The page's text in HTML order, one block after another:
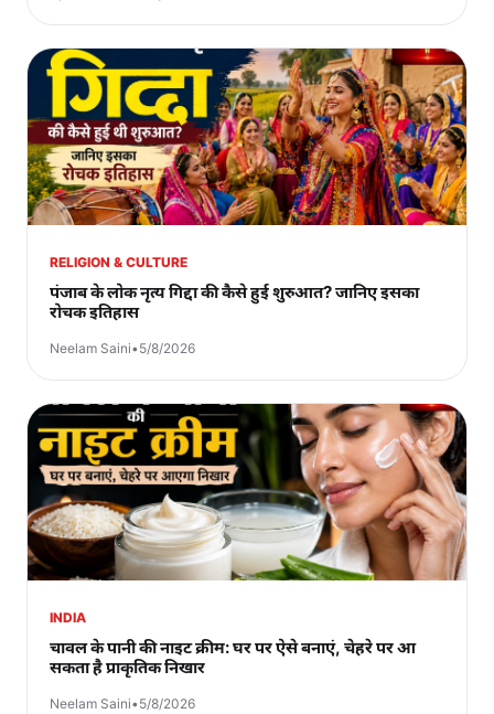
RELIGION & CULTURE
पंजाब के लोक नृत्य गिद्दा की कैसे हुई शुरुआत? जानिए इसका
रोचक इतिहास
Neelam Saini•5/8/2026
INDIA
चावल के पानी की नाइट क्रीम: घर पर ऐसे बनाएं, चेहरे पर आ
सकता है प्राकृतिक निखार
Neelam Saini•5/8/2026